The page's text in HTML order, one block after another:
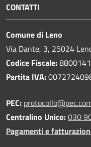
CONTATTI
Comune di Leno
Via Dante, 3, 25024
Codice Fiscale:
Partita IVA:
PEC:
Centralino Unico:030
Pagamenti e